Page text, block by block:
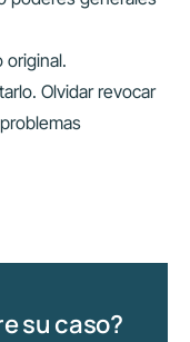
original.
Olvidar revocar
su caso?